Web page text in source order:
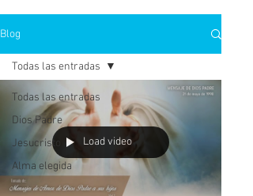
Blog
Todas las entradas
Dios Padre
Jesucristo
Alma elegida
Todas las entradas
Load video